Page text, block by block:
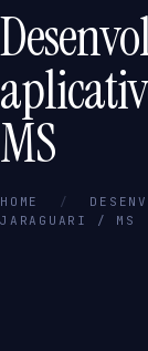
MS
HOME /
JARAGUARI / MS